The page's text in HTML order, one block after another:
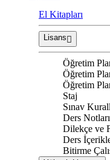
El Kitapları
Lisans
Öğretim
Öğretim
Öğretim
Staj
Sınav
Ders Notları
Dilekçe ve
Ders
Bitirme